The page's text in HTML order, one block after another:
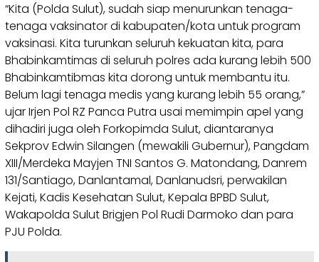
“Kita (Polda Sulut), sudah siap menurunkan tenaga-
tenaga vaksinator di kabupaten/kota untuk program
vaksinasi. Kita turunkan seluruh kekuatan kita, para
Bhabinkamtimas di seluruh polres ada kurang lebih 500
Bhabinkamtibmas kita dorong untuk membantu itu.
Belum lagi tenaga medis yang kurang lebih 55 orang,”
ujar Irjen Pol RZ Panca Putra usai memimpin apel yang
dihadiri juga oleh Forkopimda Sulut, diantaranya
Sekprov Edwin Silangen (mewakili Gubernur), Pangdam
XIII/Merdeka Mayjen TNI Santos G. Matondang, Danrem
131/Santiago, Danlantamal, Danlanudsri, perwakilan
Kejati, Kadis Kesehatan Sulut, Kepala BPBD Sulut,
Wakapolda Sulut Brigjen Pol Rudi Darmoko dan para
PJU Polda.